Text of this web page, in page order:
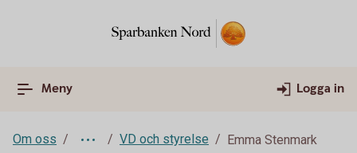
Meny Logga in
Om oss VD och styrelse Emma Stenmark